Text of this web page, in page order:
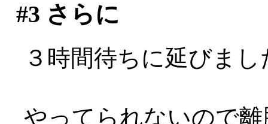
#3 さらに
３時間待ちに延びま
やってられないので